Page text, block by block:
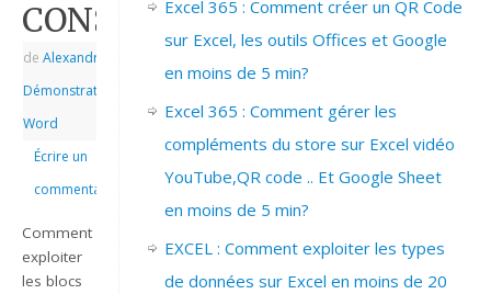
CONSTRUCTION_SUITE
deAlexandre
Démonstrations
Word
Écrire un
commentaire
Comment
exploiter
les blocs
Excel 365 : Comment créer un QR Code
sur Excel, les outils Offices et Google
en moins de 5 min?
Excel 365 : Comment gérer les
compléments du store sur Excel vidéo
YouTube,QR code .. Et Google Sheet
en moins de 5 min?
EXCEL : Comment exploiter les types
de données sur Excel en moins de 20